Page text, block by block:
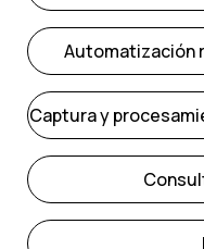
Automatización
Captura y